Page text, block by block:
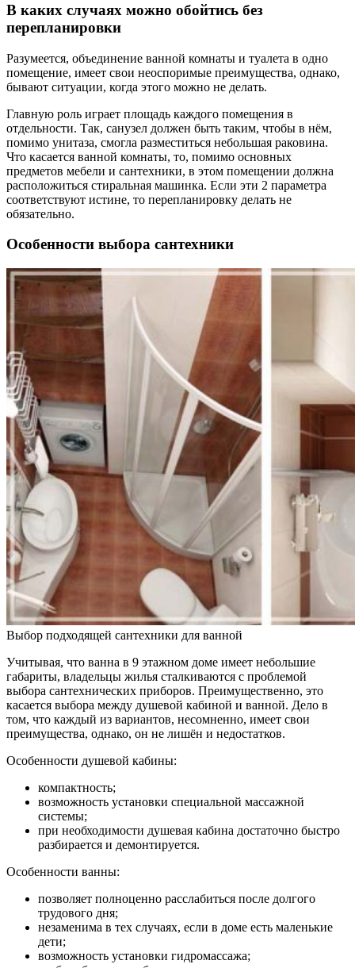
В каких случаях можно обойтись без
перепланировки
Разумеется, объединение ванной комнаты и туалета в одно
помещение, имеет свои неоспоримые преимущества, однако,
бывают ситуации, когда этого можно не делать.
Главную роль играет площадь каждого помещения в
отдельности. Так, санузел должен быть таким, чтобы в нём,
помимо унитаза, смогла разместиться небольшая раковина.
Что касается ванной комнаты, то, помимо основных
предметов мебели и сантехники, в этом помещении должна
расположиться стиральная машинка. Если эти 2 параметра
соответствуют истине, то перепланировку делать не
обязательно.
Особенности выбора сантехники
Выбор подходящей сантехники для ванной
Учитывая, что ванна в 9 этажном доме имеет небольшие
габариты, владельцы жилья сталкиваются с проблемой
выбора сантехнических приборов. Преимущественно, это
касается выбора между душевой кабиной и ванной. Дело в
том, что каждый из вариантов, несомненно, имеет свои
преимущества, однако, он не лишён и недостатков.
Особенности душевой кабины:
компактность;
возможность установки специальной массажной
системы;
при необходимости душевая кабина достаточно быстро
разбирается и демонтируется.
Особенности ванны:
позволяет полноценно расслабиться после долгого
трудового дня;
незаменима в тех случаях, если в доме есть маленькие
дети;
возможность установки гидромассажа;